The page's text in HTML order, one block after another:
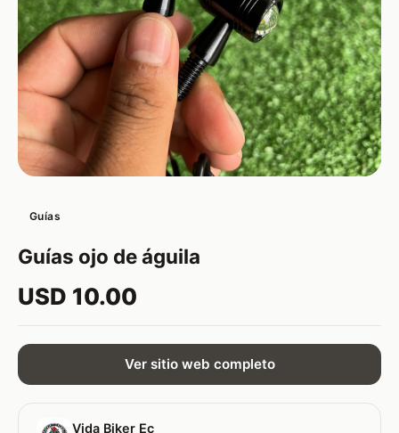
Guías
Guías ojo de águila
USD 10.00
Ver sitio web completo
Vida Biker Ec